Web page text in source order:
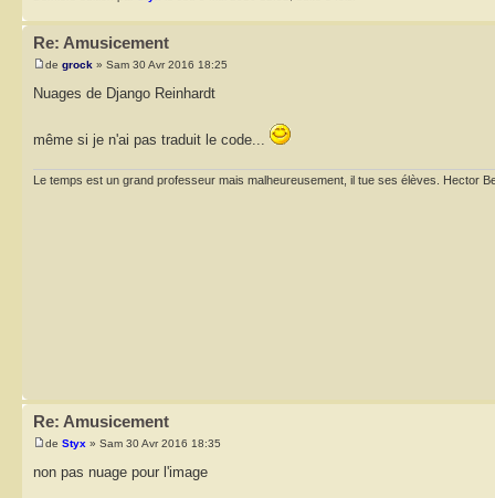
Re: Amusicement
de grock » Sam 30 Avr 2016 18:25
Nuages de Django Reinhardt
même si je n'ai pas traduit le code...
Le temps est un grand professeur mais malheureusement, il tue ses élèves. Hector
Re: Amusicement
de Styx » Sam 30 Avr 2016 18:35
non pas nuage pour l'image